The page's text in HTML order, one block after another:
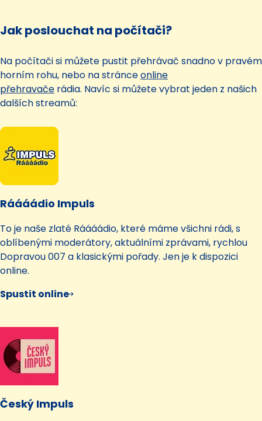
Jak poslouchat na počítači?
Na počítači si můžete pustit přehrávač snadno v pravém
horním rohu, nebo na stránceonline
přehravače rádia. Navíc si můžete vybrat jeden z našich
dalších streamů:
Ráááádio Impuls
To je naše zlaté Ráááádio, které máme všichni rádi, s
oblíbenými moderátory, aktuálními zprávami, rychlou
Dopravou 007 a klasickými pořady. Jen je k dispozici
online.
Spustit online
Český Impuls